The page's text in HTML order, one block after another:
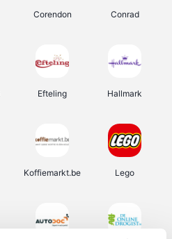
Corendon Conrad
Efteling Hallmark
Koffiemarkt.be Lego